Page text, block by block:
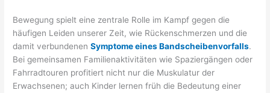
Bewegung spielt eine zentrale Rolle im Kampf gegen die
häufigen Leiden unserer Zeit, wie Rückenschmerzen und die
damit verbundenenSymptome eines Bandscheibenvorfalls.
Bei gemeinsamen Familienaktivitäten wie Spaziergängen oder
Fahrradtouren profitiert nicht nur die Muskulatur der
Erwachsenen; auch Kinder lernen früh die Bedeutung einer